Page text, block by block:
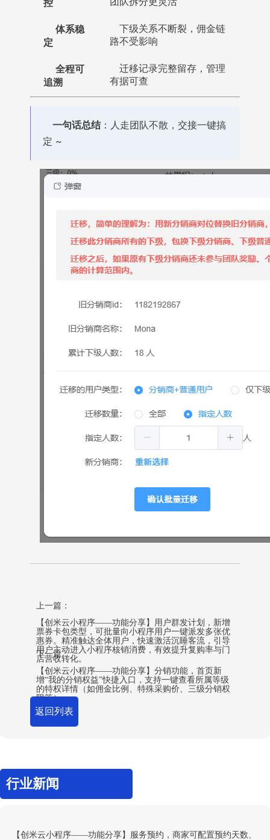
控
体系稳
定
下级关系不断裂，佣金链
路不受影响
全程可
追溯
迁移记录完整留存，管理
有据可查
一句话总结：人走团队不散，交接一键搞
定 ~
上一篇：
【创米云小程序——功能分享】用户群发计划，新增
票券卡包类型，可批量向小程序用户一键派发多张优
惠券。精准触达全体用户，快速激活沉睡客流，引导
用户主动进入小程序核销消费，有效提升复购率与门
店营收转化。
下一篇：
【创米云小程序——功能分享】分销功能，首页新
增“我的分销权益”快捷入口，支持一键查看所属等级
的特权详情（如佣金比例、特殊采购价、三级分销权
限等）。
返回列表
行业新闻
【创米云小程序——功能分享】服务预约，商家可配置预约天数、